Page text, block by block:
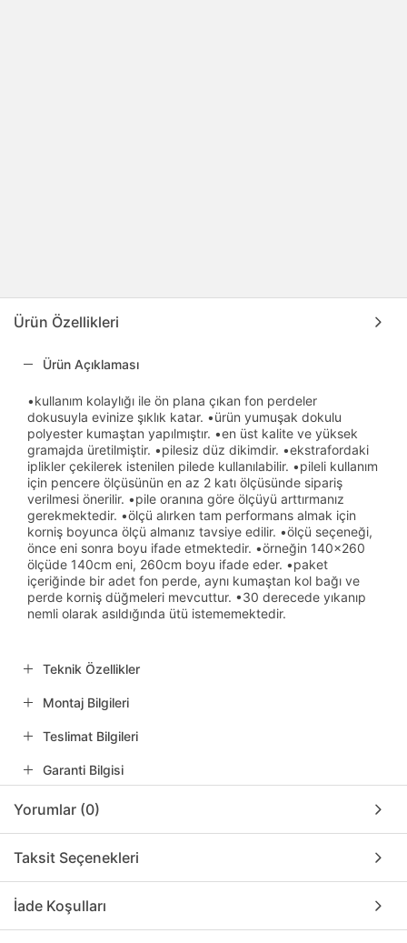
Ürün Özellikleri
Ürün Açıklaması
•kullanım kolaylığı ile ön plana çıkan fon perdeler
dokusuyla evinize şıklık katar. •ürün yumuşak dokulu
polyester kumaştan yapılmıştır. •en üst kalite ve yüksek
gramajda üretilmiştir. •pilesiz düz dikimdir. •ekstrafordaki
iplikler çekilerek istenilen pilede kullanılabilir. •pileli kullanım
için pencere ölçüsünün en az 2 katı ölçüsünde sipariş
verilmesi önerilir. •pile oranına göre ölçüyü arttırmanız
gerekmektedir. •ölçü alırken tam performans almak için
korniş boyunca ölçü almanız tavsiye edilir. •ölçü seçeneği,
önce eni sonra boyu ifade etmektedir. •örneğin 140x260
ölçüde 140cm eni, 260cm boyu ifade eder. •paket
içeriğinde bir adet fon perde, aynı kumaştan kol bağı ve
perde korniş düğmeleri mevcuttur. •30 derecede yıkanıp
nemli olarak asıldığında ütü istememektedir.
Teknik Özellikler
Montaj Bilgileri
Teslimat Bilgileri
Garanti Bilgisi
Yorumlar (0)
Taksit Seçenekleri
İade Koşulları